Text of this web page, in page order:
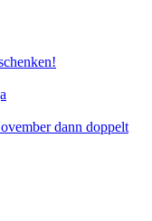
dann doppelt